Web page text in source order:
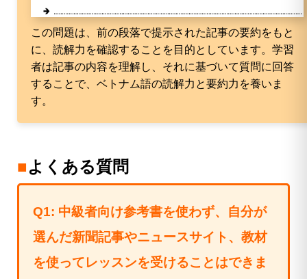
この問題は、前の段落で提示された記事の要約をもと
に、読解力を確認することを目的としています。学習
者は記事の内容を理解し、それに基づいて質問に回答
することで、ベトナム語の読解力と要約力を養いま
す。
■よくある質問
Q1: 中級者向け参考書を使わず、自分が
選んだ新聞記事やニュースサイト、教材
を使ってレッスンを受けることはできま